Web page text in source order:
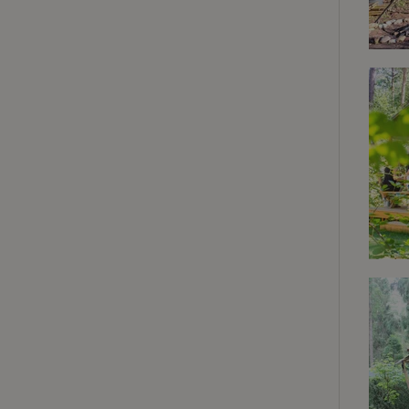
Strikt
accountbeheer.
_tt_enable_cookie
_pinterest_ct_ua